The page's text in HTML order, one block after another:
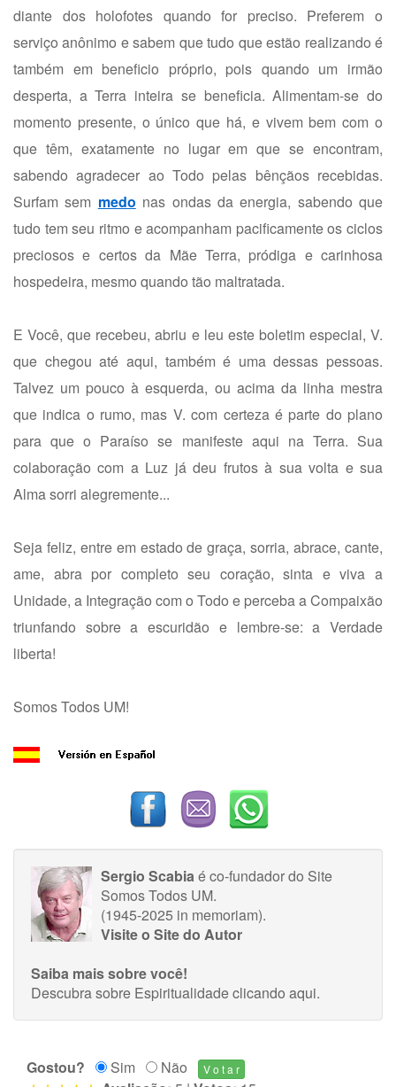
diante dos holofotes quando for preciso. Preferem o
serviço anônimo e sabem que tudo que estão realizando é
também em beneficio próprio, pois quando um irmão
desperta, a Terra inteira se beneficia. Alimentam-se do
momento presente, o único que há, e vivem bem com o
que têm, exatamente no lugar em que se encontram,
sabendo agradecer ao Todo pelas bênçãos recebidas.
Surfam sem medo nas ondas da energia, sabendo que
tudo tem seu ritmo e acompanham pacificamente os ciclos
preciosos e certos da Mãe Terra, pródiga e carinhosa
hospedeira, mesmo quando tão maltratada.
E Você, que recebeu, abriu e leu este boletim especial, V.
que chegou até aqui, também é uma dessas pessoas.
Talvez um pouco à esquerda, ou acima da linha mestra
que indica o rumo, mas V. com certeza é parte do plano
para que o Paraíso se manifeste aqui na Terra. Sua
colaboração com a Luz já deu frutos à sua volta e sua
Alma sorri alegremente...
Seja feliz, entre em estado de graça, sorria, abrace, cante,
ame, abra por completo seu coração, sinta e viva a
Unidade, a Integração com o Todo e perceba a Compaixão
triunfando sobre a escuridão e lembre-se: a Verdade
liberta!
Somos Todos UM!
Sergio Scabiaé co-fundador do Site
Somos Todos UM.
(1945-2025 in memoriam).
Visite o Site do Autor
Saiba mais sobre você!
Descubra sobre Espiritualidadeclicando aqui.
Gostou? Sim
Não